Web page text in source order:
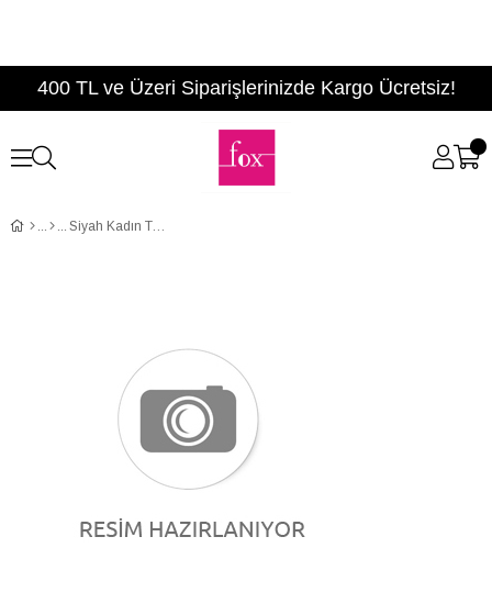
400 TL ve Üzeri Siparişlerinizde Kargo Ücretsiz!
Siyah Kadın Topuklu Ayakkabı D654010402